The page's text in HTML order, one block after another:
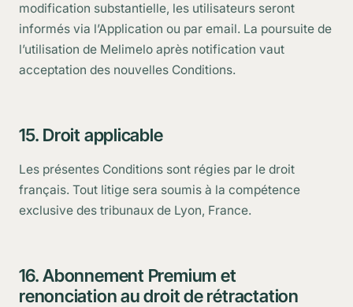
modification substantielle, les utilisateurs seront
informés via l’Application ou par email. La poursuite de
l’utilisation de Melimelo après notification vaut
acceptation des nouvelles Conditions.
15. Droit applicable
Les présentes Conditions sont régies par le droit
français. Tout litige sera soumis à la compétence
exclusive des tribunaux de Lyon, France.
16. Abonnement Premium et
renonciation au droit de rétractation